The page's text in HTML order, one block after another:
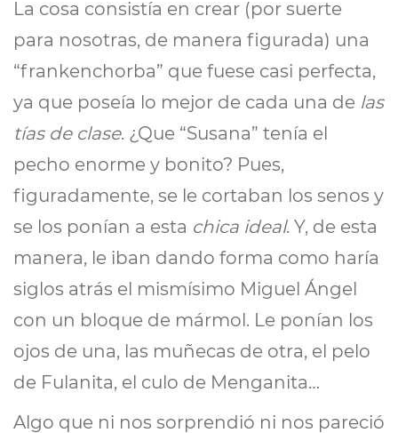
La cosa consistía en crear (por suerte
para nosotras, de manera figurada) una
“frankenchorba” que fuese casi perfecta,
ya que poseía lo mejor de cada una de las
tías de clase. ¿Que “Susana” tenía el
pecho enorme y bonito? Pues,
figuradamente, se le cortaban los senos y
se los ponían a esta chica ideal. Y, de esta
manera, le iban dando forma como haría
siglos atrás el mismísimo Miguel Ángel
con un bloque de mármol. Le ponían los
ojos de una, las muñecas de otra, el pelo
de Fulanita, el culo de Menganita…
Algo que ni nos sorprendió ni nos pareció